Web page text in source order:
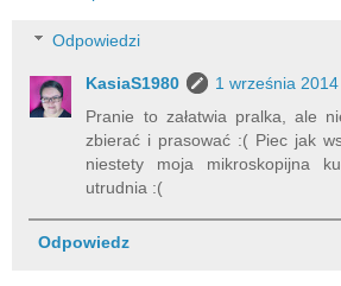
Odpowiedzi
KasiaS1980
1 września
Pranie to załatwia pralka, ale
zbierać i prasować :( Piec jak
niestety moja mikroskopijna
utrudnia :(
Odpowiedz